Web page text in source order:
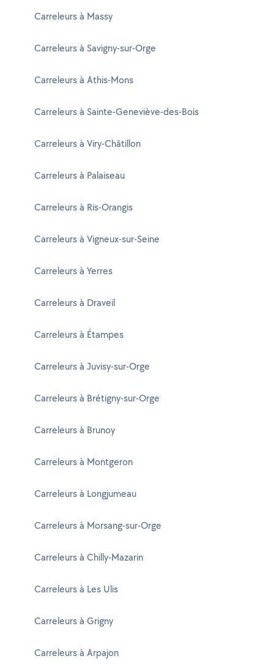
Carreleurs à Massy
Carreleurs à Savigny-sur-Orge
Carreleurs à Athis-Mons
Carreleurs à Sainte-Geneviève-des-Bois
Carreleurs à Viry-Châtillon
Carreleurs à Palaiseau
Carreleurs à Ris-Orangis
Carreleurs à Vigneux-sur-Seine
Carreleurs à Yerres
Carreleurs à Draveil
Carreleurs à Étampes
Carreleurs à Juvisy-sur-Orge
Carreleurs à Brétigny-sur-Orge
Carreleurs à Brunoy
Carreleurs à Montgeron
Carreleurs à Longjumeau
Carreleurs à Morsang-sur-Orge
Carreleurs à Chilly-Mazarin
Carreleurs à Les Ulis
Carreleurs à Grigny
Carreleurs à Arpajon